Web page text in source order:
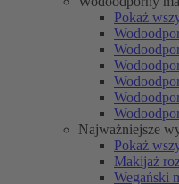
Pokaż
Najważniejsze
Pokaż
Makijaż
Wegański